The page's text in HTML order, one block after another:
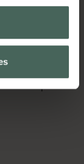
från Skåne i
uppdrag att
att prata